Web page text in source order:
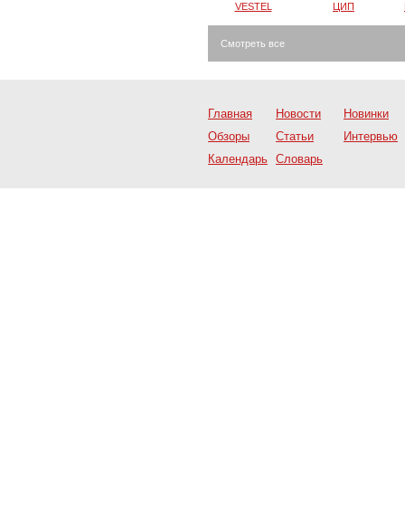
VESTEL ЦИП
Смотреть все
Главная Новости
Новинки
Обзоры
Статьи
Интервью
Календарь Словарь